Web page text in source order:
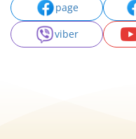
page
viber